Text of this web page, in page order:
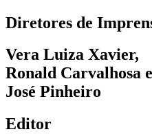
Diretores de
Vera Luiza Xavier,
Ronald Carvalhosa e
José Pinheiro
Editor